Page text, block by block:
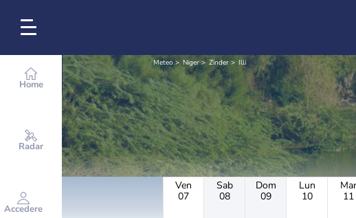
Home
Radar
Accedere
Meteo Niger Zinder Illi
Ven
07
Sab
08
Dom
09
Lun
10
Mar
11